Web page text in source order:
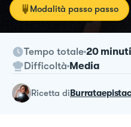
Modalità passo passo
Tempo totale 20 minuti
Difficoltà Media
ricetta di